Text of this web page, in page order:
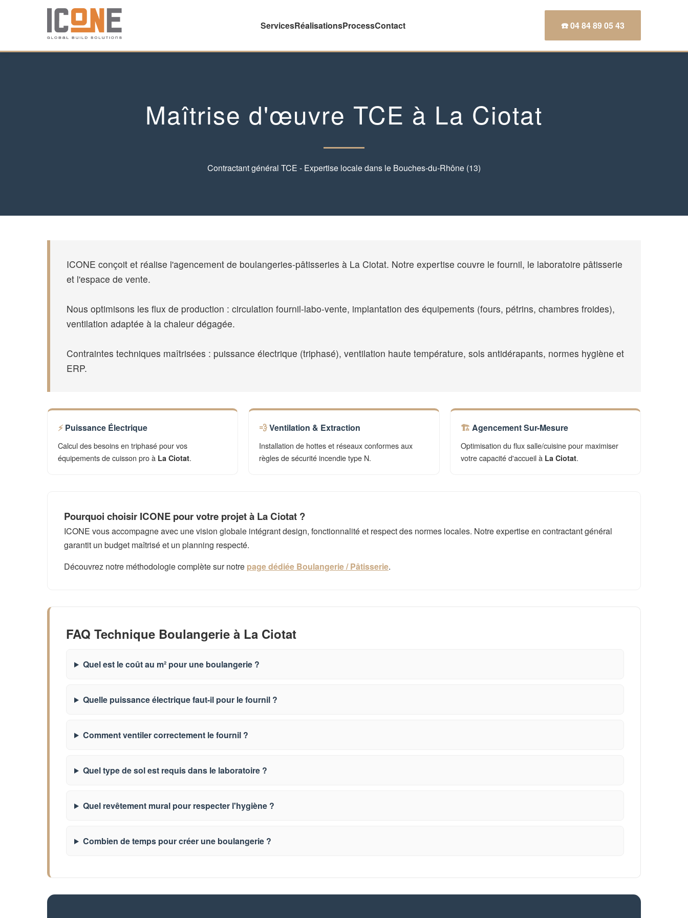
ServicesRéalisationsProcessContact ☎️ 04 84 89 05 43
Maîtrise d'œuvre TCE à La Ciotat
Contractant général TCE - Expertise locale dans le Bouches-du-Rhône (13)
ICONE conçoit et réalise l'agencement de boulangeries-pâtisseries à La Ciotat. Notre expertise couvre le fournil, le laboratoire pâtisserie
et l'espace de vente.
Nous optimisons les flux de production : circulation fournil-labo-vente, implantation des équipements (fours, pétrins, chambres froides),
ventilation adaptée à la chaleur dégagée.
Contraintes techniques maîtrisées : puissance électrique (triphasé), ventilation haute température, sols antidérapants, normes hygiène et
ERP.
Puissance Électrique
Calcul des besoins en triphasé pour vos
équipements de cuisson pro à La Ciotat.
Ventilation & Extraction
Installation de hottes et réseaux conformes aux
règles de sécurité incendie type N.
Agencement Sur-Mesure
Optimisation du flux salle/cuisine pour maximiser
votre capacité d'accueil à La Ciotat.
Pourquoi choisir ICONE pour votre projet à La Ciotat ?
ICONE vous accompagne avec une vision globale intégrant design, fonctionnalité et respect des normes locales. Notre expertise en contractant général
garantit un budget maîtrisé et un planning respecté.
Découvrez notre méthodologie complète sur notre page dédiée Boulangerie / Pâtisserie.
FAQ Technique Boulangerie à La Ciotat
Quel est le coût au m² pour une boulangerie ?
Quelle puissance électrique faut-il pour le fournil ?
Comment ventiler correctement le fournil ?
Quel type de sol est requis dans le laboratoire ?
Quel revêtement mural pour respecter l'hygiène ?
Combien de temps pour créer une boulangerie ?